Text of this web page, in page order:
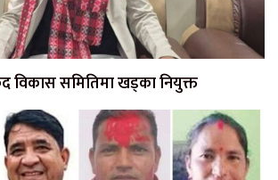
विकास समितिमा खड्का नियुक्त